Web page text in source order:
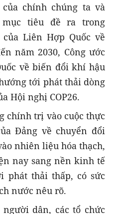
chính chúng ta và
tiêu đề ra trong
Liên Hợp Quốc về
năm 2030, Công ước
về biến đổi khí hậu
tới phát thải dòng
Hội nghị COP26.
chính trị vào cuộc thực
Đảng về chuyển đổi
nhiên liệu hóa thạch,
nay sang nền kinh tế
phát thải thấp, có sức
nước nêu rõ.
dân, các tổ chức